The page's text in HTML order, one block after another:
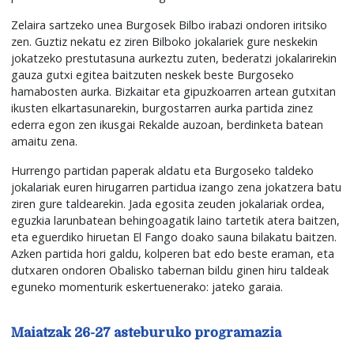
Zelaira sartzeko unea Burgosek Bilbo irabazi ondoren iritsiko
zen. Guztiz nekatu ez ziren Bilboko jokalariek gure neskekin
jokatzeko prestutasuna aurkeztu zuten, bederatzi jokalarirekin
gauza gutxi egitea baitzuten neskek beste Burgoseko
hamabosten aurka. Bizkaitar eta gipuzkoarren artean gutxitan
ikusten elkartasunarekin, burgostarren aurka partida zinez
ederra egon zen ikusgai Rekalde auzoan, berdinketa batean
amaitu zena.
Hurrengo partidan paperak aldatu eta Burgoseko taldeko
jokalariak euren hirugarren partidua izango zena jokatzera batu
ziren gure taldearekin. Jada egosita zeuden jokalariak ordea,
eguzkia larunbatean behingoagatik laino tartetik atera baitzen,
eta eguerdiko hiruetan El Fango doako sauna bilakatu baitzen.
Azken partida hori galdu, kolperen bat edo beste eraman, eta
dutxaren ondoren Obalisko tabernan bildu ginen hiru taldeak
eguneko momenturik eskertuenerako: jateko garaia.
Maiatzak 26-27 asteburuko programazia